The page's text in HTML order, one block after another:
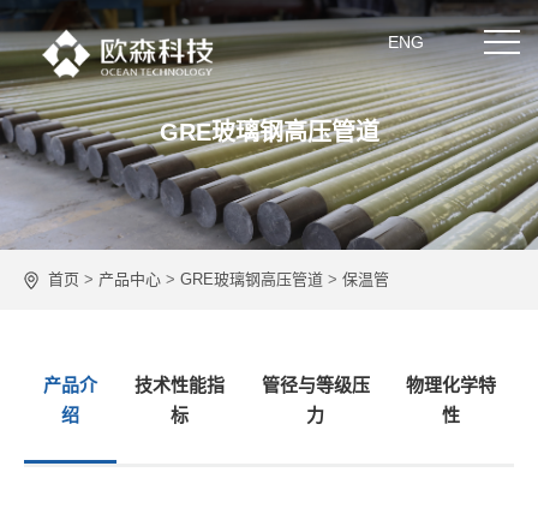
ENG
首页
关于我们
合作伙伴
GRE玻璃钢高压管道
首页 > 产品中心 > GRE玻璃钢高压管道 > 保温管
产品介
绍
技术性能指
标
管径与等级压
力
物理化学特
性